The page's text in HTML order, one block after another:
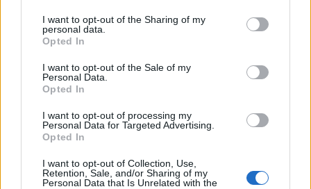
not limited to your visit or usage behaviour. You may click to
grant or deny consent to Google and its third-party tags to
use your data for below specified purposes in below Google
consent section.
I want to opt-out of the Sharing of my
personal data.
Opted In
I want to opt-out of the Sale of my
Personal Data.
Opted In
I want to opt-out of processing my
Personal Data for Targeted Advertising.
Opted In
I want to opt-out of Collection, Use,
Retention, Sale, and/or Sharing of my
Personal Data that Is Unrelated with the